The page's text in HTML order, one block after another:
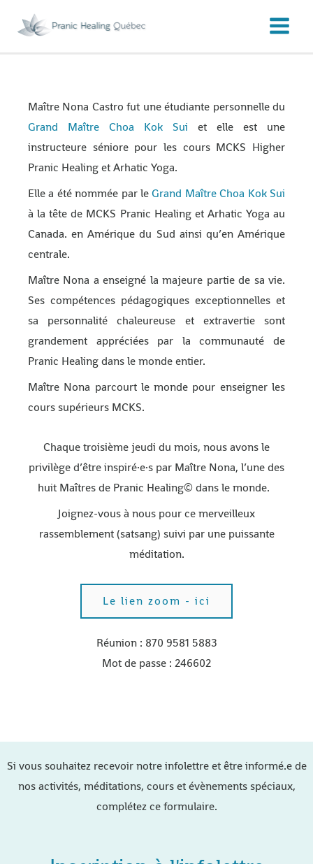
Maître Nona Castro fut une étudiante personnelle du
Grand Maître Choa Kok Sui et elle est une
instructeure séniore pour les cours MCKS Higher
Pranic Healing et Arhatic Yoga.
Elle a été nommée par leGrand Maître Choa Kok Sui
à la tête de MCKS Pranic Healing et Arhatic Yoga au
Canada. en Amérique du Sud ainsi qu’en Amérique
centrale.
Maître Nona a enseigné la majeure partie de sa vie.
Ses compétences pédagogiques exceptionnelles et
sa personnalité chaleureuse et extravertie sont
grandement appréciées par la communauté de
Pranic Healing dans le monde entier.
Maître Nona parcourt le monde pour enseigner les
cours supérieurs MCKS.
Chaquetroisième jeudi du mois, nousavonsle
privilèged’êtreinspiré·e·s par Maître Nona, l’unedes
huit Maîtresde Pranic Healing© danslemonde.
Joignez-vousà nous pourcemerveilleux
rassemblement(satsang) suivi par unepuissante
méditation.
Le lien zoom - ici
Réunion : 870 9581 5883
Mot de passe : 246602
Si vous souhaitez recevoir notre infolettre et être informé.e de
nos activités, méditations, cours et évènements spéciaux,
complétez ce formulaire.